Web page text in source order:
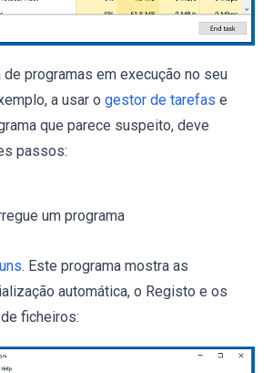
programas em execução no seu
a usar o gestor de tarefas e
que parece suspeito, deve
passos:
um programa
. Este programa mostra as
automática, o Registo e os
ficheiros: